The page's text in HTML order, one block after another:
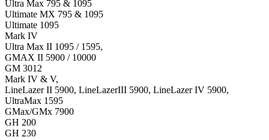
Ultra Max 795 & 1095
Ultimate MX 795 & 1095
Ultimate 1095
Mark IV
Ultra Max II 1095 / 1595,
GMAX II 5900 / 10000
GM 3012
Mark IV & V,
LineLazer II 5900, LineLazerIII 5900, LineLazer IV 5900,
UltraMax 1595
GMax/GMx 7900
GH 200
GH 230